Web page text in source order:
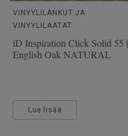
VINYYLILANKUT JA
VINYYLILAATAT
iD Inspiration Click Solid 55 |
English Oak NATURAL
Lue lisää